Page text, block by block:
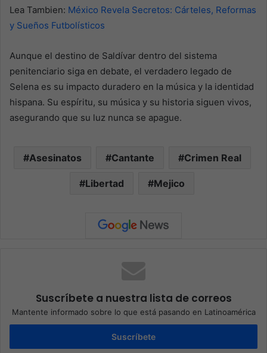
Lea Tambien: México Revela Secretos: Cárteles, Reformas
y Sueños Futbolísticos
Aunque el destino de Saldívar dentro del sistema
penitenciario siga en debate, el verdadero legado de
Selena es su impacto duradero en la música y la identidad
hispana. Su espíritu, su música y su historia siguen vivos,
asegurando que su luz nunca se apague.
Asesinatos Cantante Crimen Real
Libertad Mejico
Suscríbete a nuestra lista de correos
Mantente informado sobre lo que está pasando en Latinoamérica
Suscríbete